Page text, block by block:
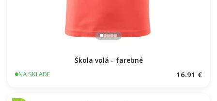
Škola volá - farebné
NA SKLADE 16.91 €